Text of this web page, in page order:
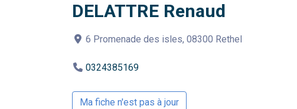
DELATTRE Renaud
6 Promenade des isles, 08300 Rethel
0324385169
Ma fiche n'est pas à jour